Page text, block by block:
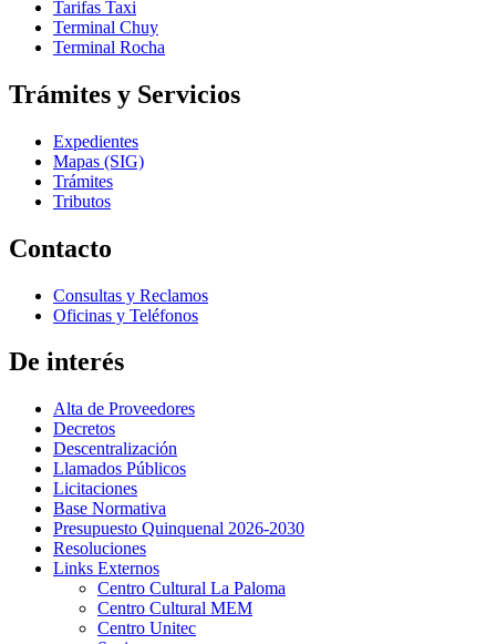
Tarifas Taxi
Terminal Chuy
Terminal Rocha
Trámites y Servicios
Expedientes
Mapas (SIG)
Trámites
Tributos
Contacto
Consultas y Reclamos
Oficinas y Teléfonos
De interés
Alta de Proveedores
Decretos
Descentralización
Llamados Públicos
Licitaciones
Base Normativa
Presupuesto Quinquenal 2026-2030
Resoluciones
Links Externos
Centro Cultural La Paloma
Centro Cultural MEM
Centro Unitec